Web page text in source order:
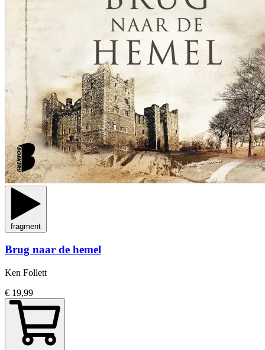
fragment
Brug naar de hemel
Ken Follett
€ 19,99